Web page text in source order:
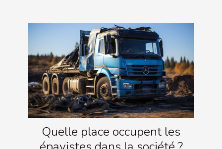
Quelle place occupent les